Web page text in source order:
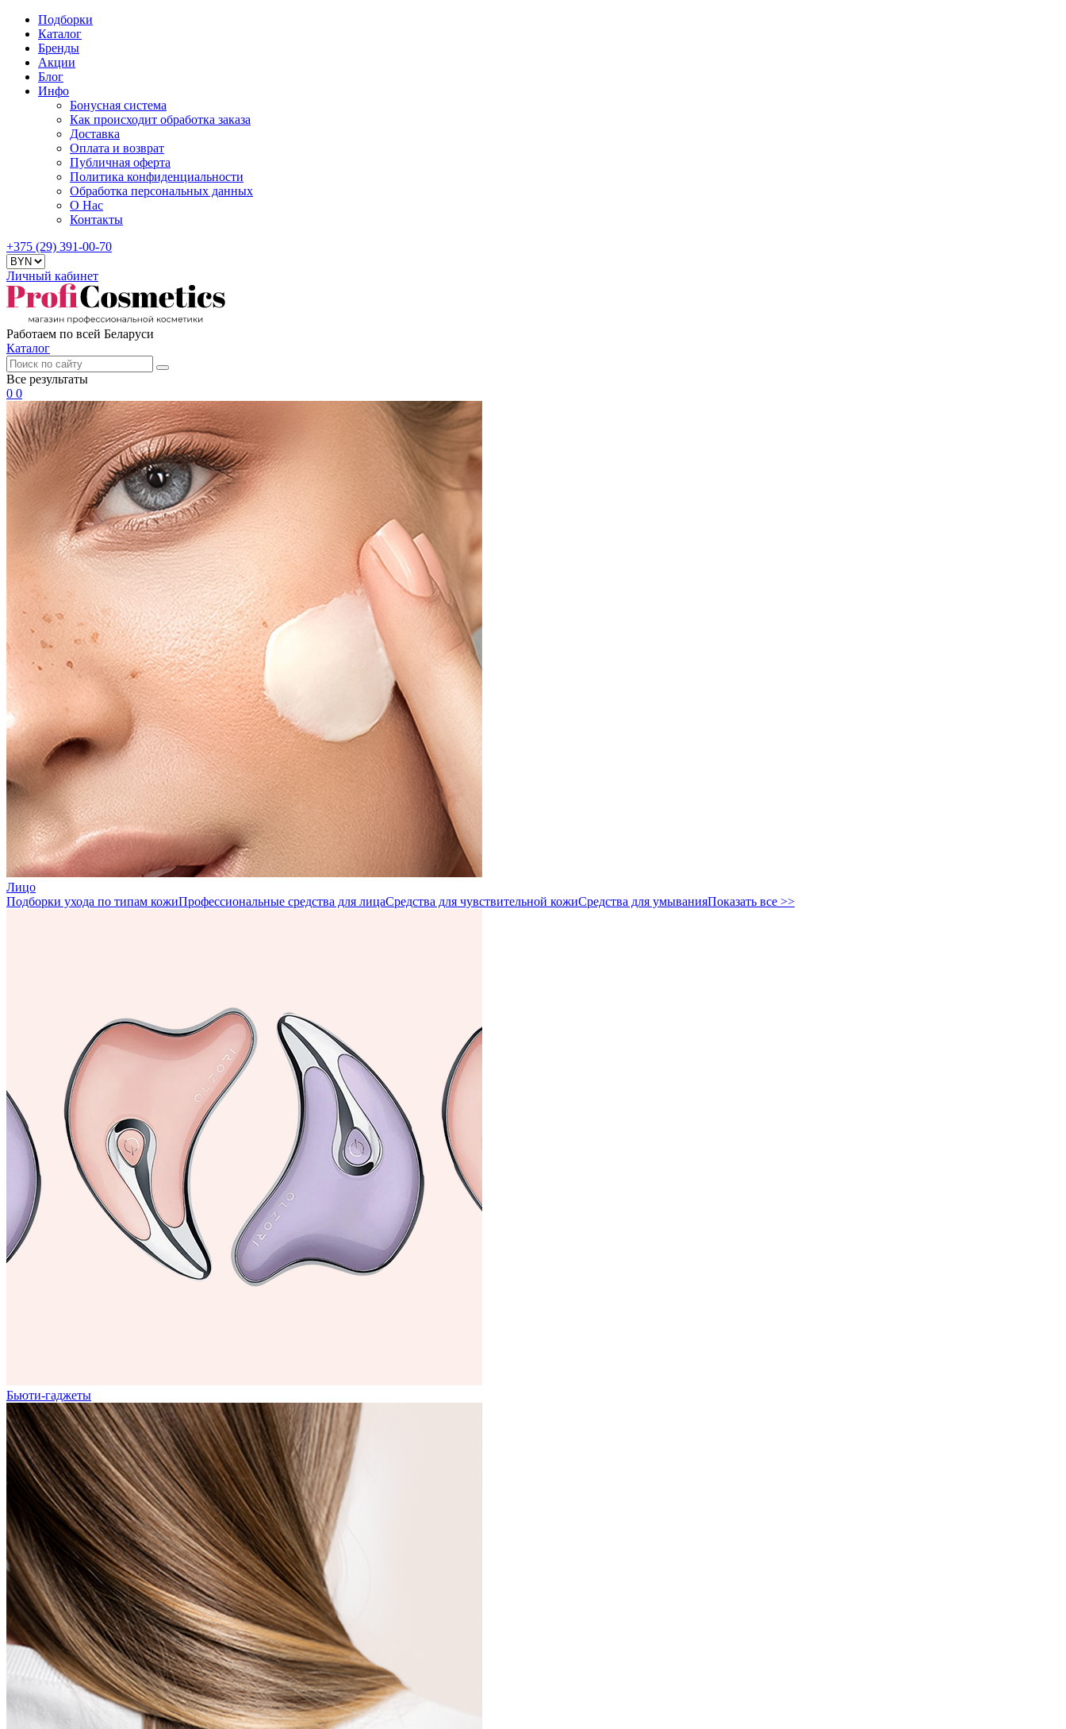
Подборки
Каталог
Бренды
Акции
Блог
Инфо
Бонусная система
Как происходит обработка заказа
Доставка
Оплата и возврат
Публичная оферта
Политика конфиденциальности
Обработка персональных данных
О Нас
Контакты
+375 (29) 391-00-70
Личный кабинет
Работаем по всей Беларуси
Каталог
Все результаты
0 0
Лицо
Подборки ухода по типам кожиПрофессиональные средства для лицаСредства для чувствительной кожиСредства для умыванияПоказать все >>
Бьюти-гаджеты